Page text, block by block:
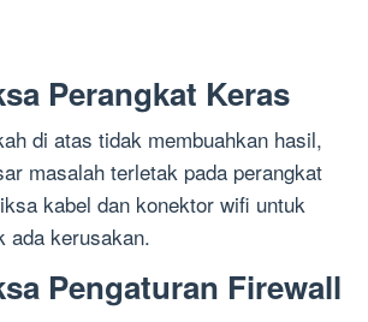
Perangkat Keras
di atas tidak membuahkan hasil,
masalah terletak pada perangkat
kabel dan konektor wifi untuk
ada kerusakan.
Pengaturan Firewall